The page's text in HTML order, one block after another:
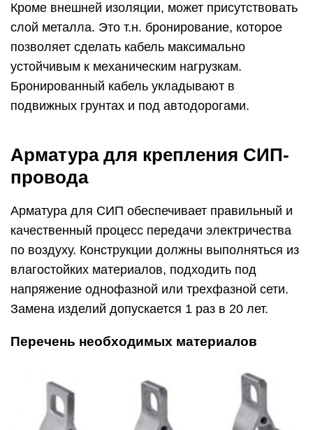
Кроме внешней изоляции, может присутствовать
слой металла. Это т.н. бронирование, которое
позволяет сделать кабель максимально
устойчивым к механическим нагрузкам.
Бронированный кабель укладывают в
подвижных грунтах и под автодорогами.
Арматура для крепления СИП-
провода
Арматура для СИП обеспечивает правильный и
качественный процесс передачи электричества
по воздуху. Конструкции должны выполняться из
влагостойких материалов, подходить под
напряжение однофазной или трехфазной сети.
Замена изделий допускается 1 раз в 20 лет.
Перечень необходимых материалов